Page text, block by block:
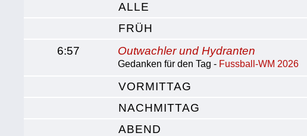
ALLE
FRÜH
6:57
Outwachler und Hydranten
Gedanken für den Tag - Fussball-WM 2026
VORMITTAG
NACHMITTAG
ABEND